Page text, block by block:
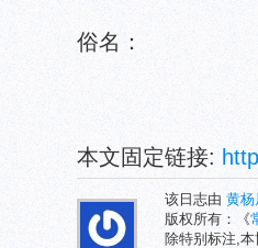
俗名：
本文固定链接:
该日志由 黄杨
版权所有：《
除特别标注,